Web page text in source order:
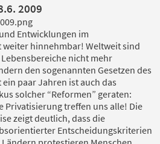
2009
Entwicklungen im
weiter hinnehmbar! Weltweit sind
nicht mehr
den sogenannten Gesetzen des
paar Jahren ist auch das
solcher “Reformen” geraten:
Privatisierung treffen uns alle! Die
zeigt deutlich, dass die
Entscheidungskriterien